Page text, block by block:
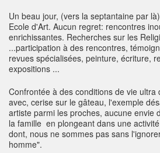
Un beau jour, (vers la septantaine par
Ecole d'Art. Aucun regret: rencontres
enrichissantes. Recherches sur les
...participation à des rencontres,
revues spécialisées, peinture, écriture,
expositions ...
Confrontée à des conditions de vie ultra
avec, cerise sur le gâteau, l'exemple
artiste parmi les proches, aucune envie
la famille en plongeant dans une
dont, nous ne sommes pas sans
homme".